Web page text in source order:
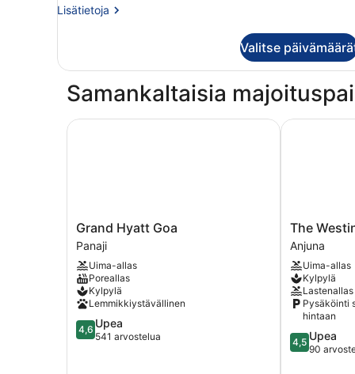
Lisätietoja
Lisätietoja
suuri
näköala
Valitse
Samankaltaisia
Grand
Hyatt
Goa
Panaji
Grand Hyatt Goa
Panaji
Uima-allas
Poreallas
Kylpylä
Lemmikkiystävällinen
4.6
kautta
4,6 Upea
541 arvostelua
Grand Hyatt Goa
The
Westin
Goa
Anjuna
The
Anjuna
Uima-allas
Kylpylä
Lastenallas
Pysäköinti
hintaan
4.5
kautta
4,5 Upea
90
The Westin